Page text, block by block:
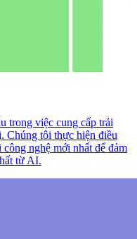
trong việc cung cấp trải
Chúng tôi thực hiện điều
nghệ mới nhất để đảm
từ AI.